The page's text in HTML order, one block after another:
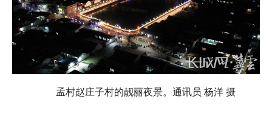
孟村赵庄子村的靓丽夜景。通讯员 杨洋 摄